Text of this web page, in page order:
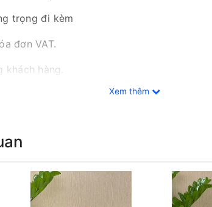
trọng đi kèm
đơn VAT.
hàng.
Xem thêm